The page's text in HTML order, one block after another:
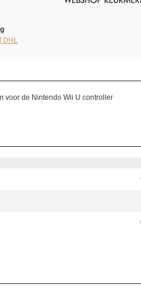
DHL
voor de Nintendo Wii U controller